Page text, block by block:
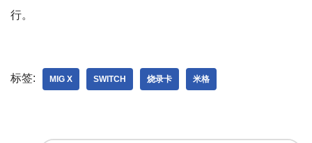
行。
标签: MIG X SWITCH 烧录卡 米格